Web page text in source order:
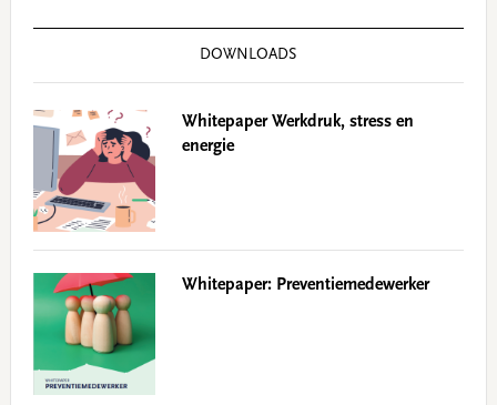
DOWNLOADS
Whitepaper Werkdruk, stress en
energie
Whitepaper: Preventiemedewerker